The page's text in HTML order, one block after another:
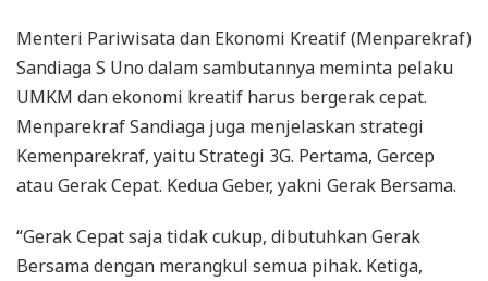
Menteri Pariwisata dan Ekonomi Kreatif (Menparekraf)
Sandiaga S Uno dalam sambutannya meminta pelaku
UMKM dan ekonomi kreatif harus bergerak cepat.
Menparekraf Sandiaga juga menjelaskan strategi
Kemenparekraf, yaitu Strategi 3G. Pertama, Gercep
atau Gerak Cepat. Kedua Geber, yakni Gerak Bersama.
“Gerak Cepat saja tidak cukup, dibutuhkan Gerak
Bersama dengan merangkul semua pihak. Ketiga,